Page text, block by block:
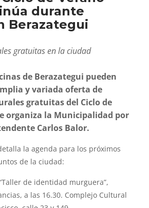
durante
Berazategui
gratuitas en la ciudad
de Berazategui pueden
y variada oferta de
gratuitas del Ciclo de
organiza la Municipalidad por
Carlos Balor.
la agenda para los próximos
de la ciudad:
de identidad murguera”,
a las 16.30. Complejo Cultural